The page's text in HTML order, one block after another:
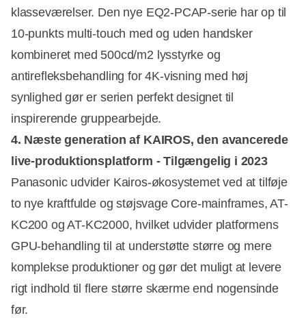
klasseværelser. Den nye EQ2-PCAP-serie har op til
10-punkts multi-touch med og uden handsker
kombineret med 500cd/m2 lysstyrke og
antirefleksbehandling for 4K-visning med høj
synlighed gør er serien perfekt designet til
inspirerende gruppearbejde.
4. Næste generation af KAIROS, den avancerede
live-produktionsplatform - Tilgængelig i 2023
Panasonic udvider Kairos-økosystemet ved at tilføje
to nye kraftfulde og støjsvage Core-mainframes, AT-
KC200 og AT-KC2000, hvilket udvider platformens
GPU-behandling til at understøtte større og mere
komplekse produktioner og gør det muligt at levere
rigt indhold til flere større skærme end nogensinde
før.